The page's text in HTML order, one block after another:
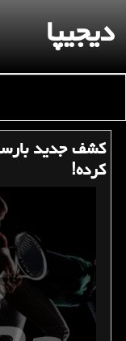
دیجیپا
كشف جدید
كرده!